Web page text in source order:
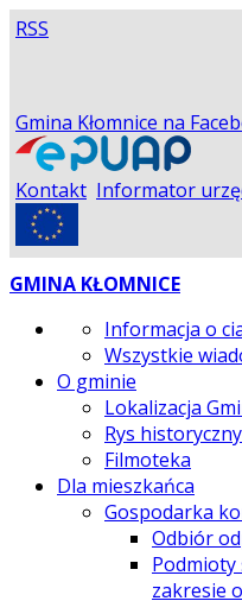
RSS
Gmina Kłomnice na
Kontakt Informator
GMINA KŁOMNICE
Informacja o
Wszystkie
O gminie
Lokalizacja
Rys
Filmoteka
Dla mieszkańca
Gospodarka
Odbiór
Podmioty
zakresie